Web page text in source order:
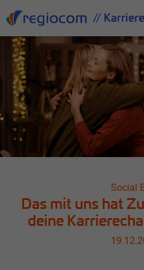
// Karriere
Social
Das mit uns hat
deine